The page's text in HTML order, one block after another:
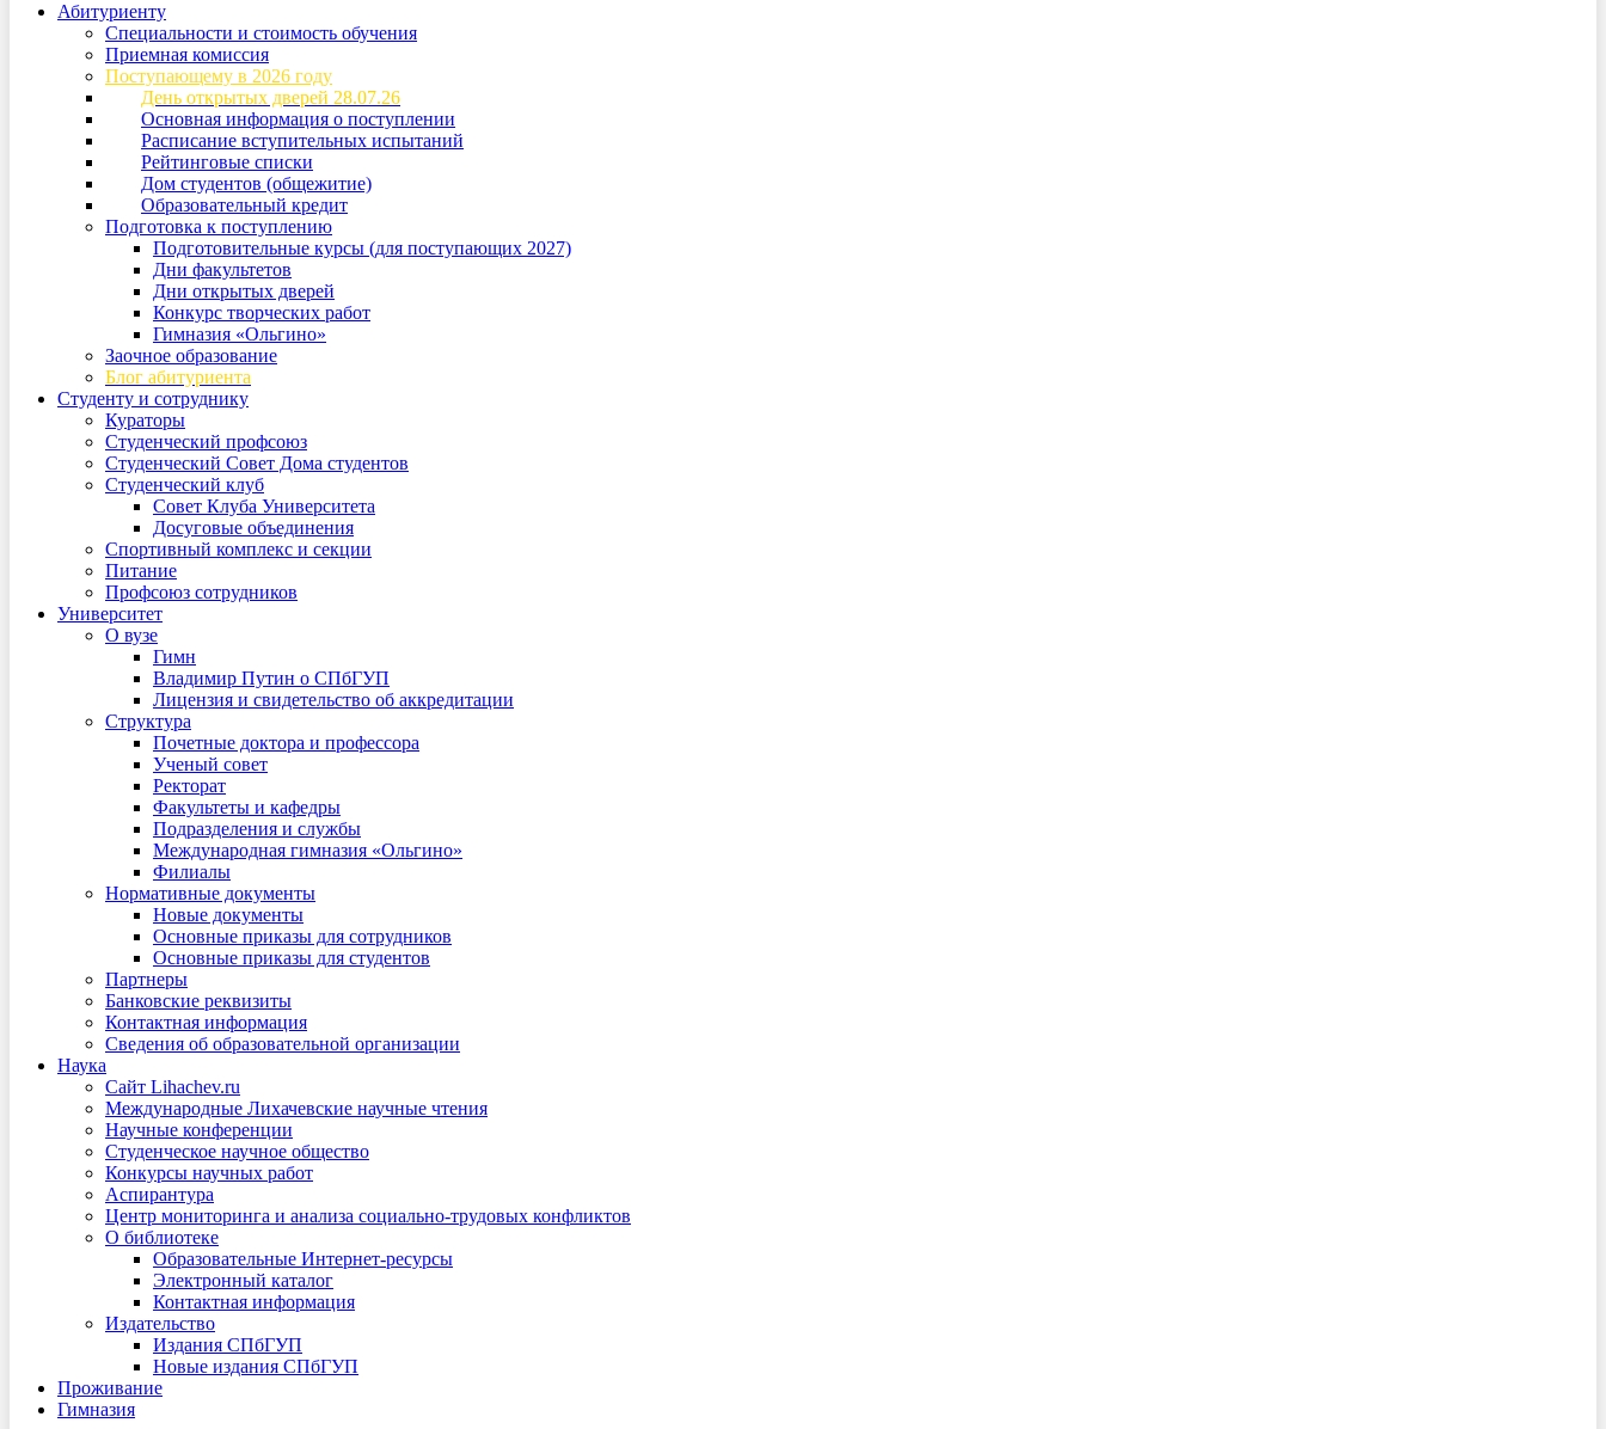
Абитуриенту
Специальности и стоимость обучения
Приемная комиссия
Поступающему в 2026 году
День открытых дверей 28.07.26
Основная информация о поступлении
Расписание вступительных испытаний
Рейтинговые списки
Дом студентов (общежитие)
Образовательный кредит
Подготовка к поступлению
Подготовительные курсы (для поступающих 2027)
Дни факультетов
Дни открытых дверей
Конкурс творческих работ
Гимназия «Ольгино»
Заочное образование
Блог абитуриента
Студенту и сотруднику
Кураторы
Студенческий профсоюз
Студенческий Совет Дома студентов
Студенческий клуб
Совет Клуба Университета
Досуговые объединения
Спортивный комплекс и секции
Питание
Профсоюз сотрудников
Университет
О вузе
Гимн
Владимир Путин о СПбГУП
Лицензия и свидетельство об аккредитации
Структура
Почетные доктора и профессора
Ученый совет
Ректорат
Факультеты и кафедры
Подразделения и службы
Международная гимназия «Ольгино»
Филиалы
Нормативные документы
Новые документы
Основные приказы для сотрудников
Основные приказы для студентов
Партнеры
Банковские реквизиты
Контактная информация
Сведения об образовательной организации
Наука
Сайт Lihachev.ru
Международные Лихачевские научные чтения
Научные конференции
Студенческое научное общество
Конкурсы научных работ
Аспирантура
Центр мониторинга и анализа социально-трудовых конфликтов
О библиотеке
Образовательные Интернет-ресурсы
Электронный каталог
Контактная информация
Издательство
Издания СПбГУП
Новые издания СПбГУП
Проживание
Гимназия